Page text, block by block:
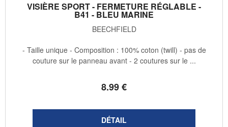
VISIÈRE SPORT - FERMETURE RÉGLABLE -
B41 - BLEU MARINE
BEECHFIELD
8.99€
- Taille unique - Composition : 100% coton (twill) - pas de
couture sur le panneau avant - 2 coutures sur le ...